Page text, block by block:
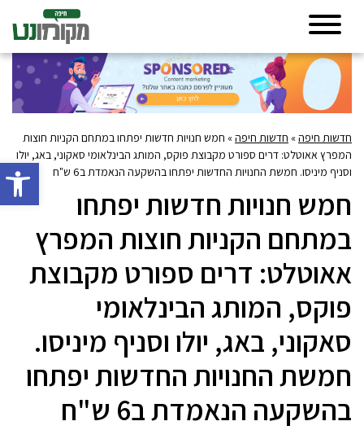
פתח
חדשות חיפה» חדשות חיפה» חמש חנויות חדשות יפתחו במתחם הקניות חוצות
המפרץ אאוטלט: דרים ספורט מקבוצת פוקס, המותג הבינלאומי סאקוני, באג, יולו
וסניף מיניסו. חמשת החנויות החדשות יפתחו בהשקעה הנאמדת ב6 ש"ח
חמש חנויות חדשות יפתחו
במתחם הקניות חוצות המפרץ
אאוטלט: דרים ספורט מקבוצת
פוקס, המותג הבינלאומי
סאקוני, באג, יולו וסניף מיניסו.
חמשת החנויות החדשות יפתחו
בהשקעה הנאמדת ב6 ש"ח